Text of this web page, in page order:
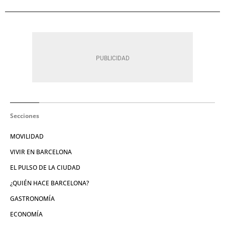
Secciones
MOVILIDAD
VIVIR EN BARCELONA
EL PULSO DE LA CIUDAD
¿QUIÉN HACE BARCELONA?
GASTRONOMÍA
ECONOMÍA